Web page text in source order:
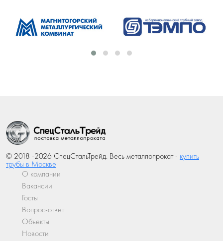
© 2018 -2026 СпецСтальТрейд. Весь металлопрокат - купить
трубы в Москве
О компании
Вакансии
Госты
Вопрос-ответ
Объекты
Новости